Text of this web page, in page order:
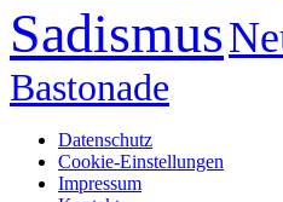
Sadismus
Bastonade
Datenschutz
Cookie-Einstellungen
Impressum